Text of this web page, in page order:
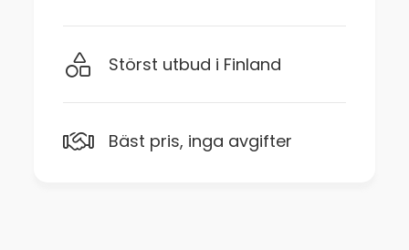
Störst utbud i Finland
Bäst pris, inga avgifter